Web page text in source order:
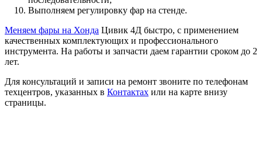
Выполняем регулировку фар на стенде.
Меняем фары на Хонда Цивик 4Д быстро, с применением
качественных комплектующих и профессионального
инструмента. На работы и запчасти даем гарантии сроком до 2
лет.
Для консультаций и записи на ремонт звоните по телефонам
техцентров, указанных в Контактах или на карте внизу
страницы.